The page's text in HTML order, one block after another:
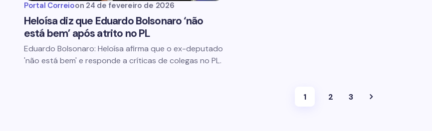
Portal Correioon 24 de fevereiro de 2026
Heloísa diz que Eduardo Bolsonaro ‘não
está bem’ após atrito no PL
Eduardo Bolsonaro: Heloísa afirma que o ex-deputado
'não está bem' e responde a críticas de colegas no PL.
1 2 3